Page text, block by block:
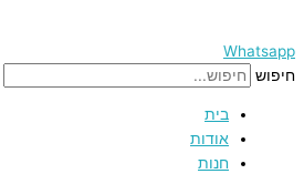
Whatsapp
חיפוש
בית
אודות
חנות